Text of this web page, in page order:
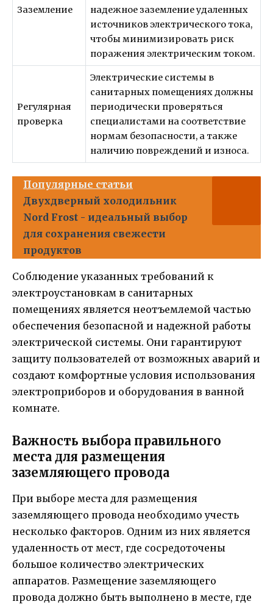
Заземление
надежное заземление удаленных
источников электрического тока,
чтобы минимизировать риск
поражения электрическим током.
Регулярная
проверка
Электрические системы в
санитарных помещениях должны
периодически проверяться
специалистами на соответствие
нормам безопасности, а также
наличию повреждений и износа.
Популярные статьи
Двухдверный холодильник
Nord Frost - идеальный выбор
для сохранения свежести
продуктов
Соблюдение указанных требований к
электроустановкам в санитарных
помещениях является неотъемлемой частью
обеспечения безопасной и надежной работы
электрической системы. Они гарантируют
защиту пользователей от возможных аварий и
создают комфортные условия использования
электроприборов и оборудования в ванной
комнате.
Важность выбора правильного
места для размещения
заземляющего провода
При выборе места для размещения
заземляющего провода необходимо учесть
несколько факторов. Одним из них является
удаленность от мест, где сосредоточены
большое количество электрических
аппаратов. Размещение заземляющего
провода должно быть выполнено в месте, где